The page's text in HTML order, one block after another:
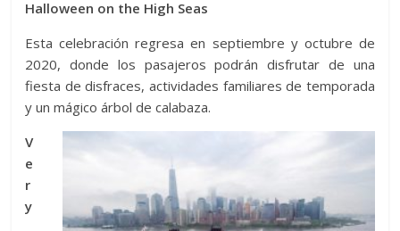
Halloween on the High Seas
Esta celebración regresa en septiembre y octubre de
2020, donde los pasajeros podrán disfrutar de una
fiesta de disfraces, actividades familiares de temporada
y un mágico árbol de calabaza.
V
e
r
y